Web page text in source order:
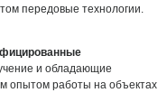
передовые технологии.
и обладающие
опытом работы на объектах